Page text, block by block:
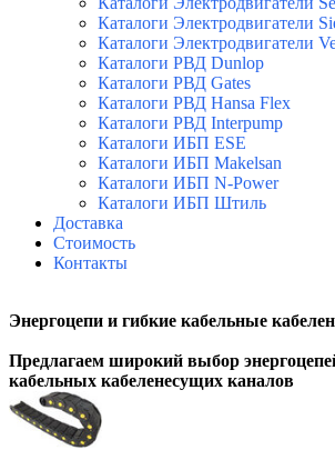
Каталоги Электродвигатели
Каталоги Электродвигатели
Каталоги РВД Dunlop
Каталоги РВД Gates
Каталоги РВД Hansa Flex
Каталоги РВД Interpump
Каталоги ИБП ESE
Каталоги ИБП Makelsan
Каталоги ИБП N-Power
Каталоги ИБП Штиль
Доставка
Стоимость
Контакты
Энергоцепи и гибкие кабельные
Предлагаем широкий выбор
кабельных кабеленесущих каналов